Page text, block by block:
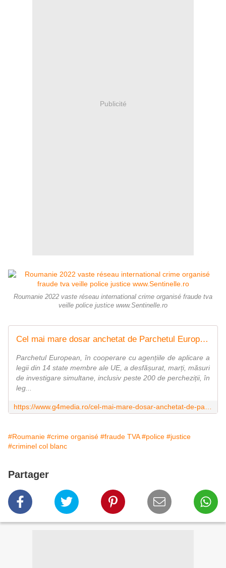
Publicité
Roumanie 2022 vaste réseau international crime organisé fraude tva
veille police justice www.Sentinelle.ro
Cel mai mare dosar anchetat de Parchetul European / Operațiunea Admiral: Grupuri de crimă organizată răspândite în 22 state, inclusiv în România, acuzate de o fraudă la TVA estimată la 2,2 miliarde de euro/ Kovesi: Este cea mai mare fraudă de TVA descoperită până în prezent în Europa
Parchetul European, în cooperare cu agențiile de aplicare a
legii din 14 state membre ale UE, a desfășurat, marți, măsuri
de investigare simultane, inclusiv peste 200 de percheziții, în
leg...
#Roumanie #crime organisé #fraude TVA #police #justice
#criminel col blanc
Partager